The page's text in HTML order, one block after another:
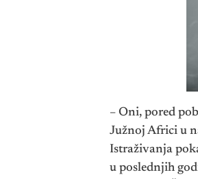
– Oni, pored
Južnoj Africi u
Istraživanja
u poslednjih